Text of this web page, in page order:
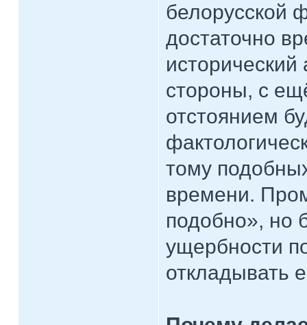
белорусской
достаточно
стороны, с
отстоянием
тому
времени.
подобно», но
ущербности
откладывать